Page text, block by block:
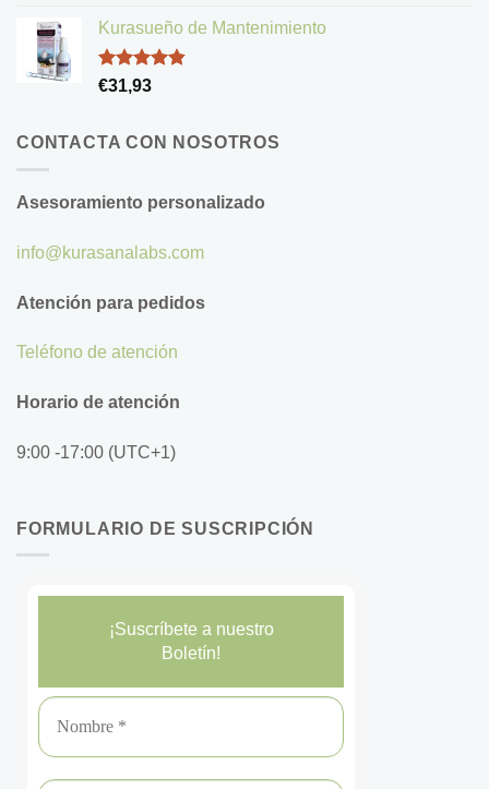
de 5
Kurasueño de Mantenimiento
Valorado
€31,93
CONTACTA CON NOSOTROS
Asesoramiento personalizado
info@kurasanalabs.com
Atención para pedidos
Teléfono de atención
Horario de atención
9:00 -17:00 (UTC+1)
FORMULARIO DE SUSCRIPCIÓN
¡Suscríbete a nuestro
Boletín!